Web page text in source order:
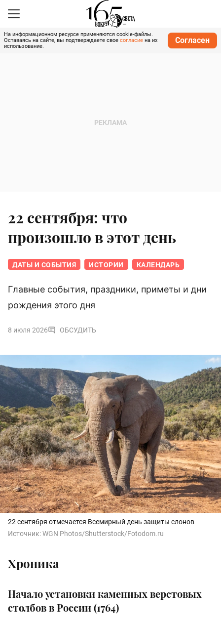
На информационном ресурсе применяются cookie-файлы.
Оставаясь на сайте, вы подтверждаете свое согласие на их
использование.
Согласен
22 сентября: что
произошло в этот день
ДАТЫ И СОБЫТИЯ ИСТОРИИ КАЛЕНДАРЬ
Главные события, праздники, приметы и дни
рождения этого дня
8 июля 2026 ОБСУДИТЬ
22 сентября отмечается Всемирный день защиты слонов
Источник:WGN Photos/Shutterstock/Fotodom.ru
Хроника
Начало установки каменных верстовых
столбов в России (1764)